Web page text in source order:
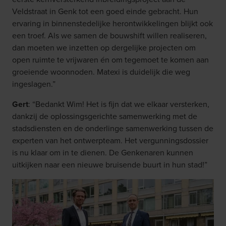
Veldstraat in Genk tot een goed einde gebracht. Hun
ervaring in binnenstedelijke herontwikkelingen blijkt ook
een troef. Als we samen de bouwshift willen realiseren,
dan moeten we inzetten op dergelijke projecten om
open ruimte te vrijwaren én om tegemoet te komen aan
groeiende woonnoden. Matexi is duidelijk die weg
ingeslagen.”
Gert: “Bedankt Wim! Het is fijn dat we elkaar versterken,
dankzij de oplossingsgerichte samenwerking met de
stadsdiensten en de onderlinge samenwerking tussen de
experten van het ontwerpteam. Het vergunningsdossier
is nu klaar om in te dienen. De Genkenaren kunnen
uitkijken naar een nieuwe bruisende buurt in hun stad!”